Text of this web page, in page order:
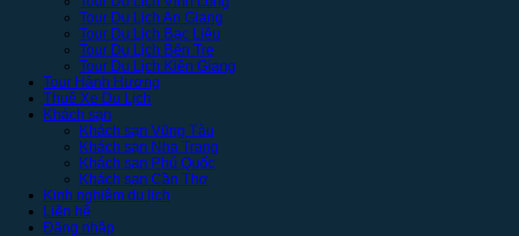
Tour Du Lịch An Giang
Tour Du Lịch Bạc Liêu
Tour Du Lịch Bến Tre
Tour Du Lịch Kiên Giang
Tour Hành Hương
Thuê Xe Du Lịch
Khách sạn
Khách sạn Vũng Tàu
Khách sạn Nha Trang
Khách sạn Phú Quốc
Khách sạn Cần Thơ
Kinh nghiệm du lịch
Liên hệ
Đăng nhập